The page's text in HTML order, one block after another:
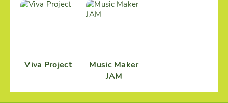
Viva Project
Music Maker
JAM